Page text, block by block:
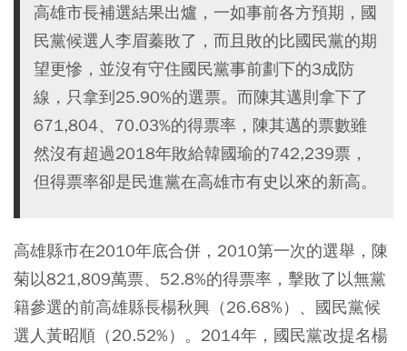
高雄市長補選結果出爐，一如事前各方預期，國
民黨候選人李眉蓁敗了，而且敗的比國民黨的期
望更慘，並沒有守住國民黨事前劃下的3成防
線，只拿到25.90%的選票。而陳其邁則拿下了
671,804、70.03%的得票率，陳其邁的票數雖
然沒有超過2018年敗給韓國瑜的742,239票，
但得票率卻是民進黨在高雄市有史以來的新高。
高雄縣市在2010年底合併，2010第一次的選舉，陳
菊以821,809萬票、52.8%的得票率，擊敗了以無黨
籍參選的前高雄縣長楊秋興（26.68%）、國民黨候
選人黃昭順（20.52%）。2014年，國民黨改提名楊